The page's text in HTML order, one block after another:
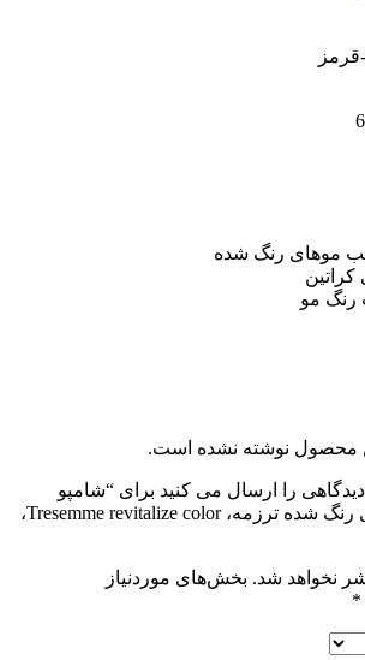
قرمز
موهای رنگ شده
کراتین
رنگ مو
محصول نوشته نشده است.
را ارسال می کنید برای “شامپو
درخشان کننده موهای رنگ شده ترزمه، Tresemme revitalize color،
نخواهد شد. بخش‌های موردنیاز
*